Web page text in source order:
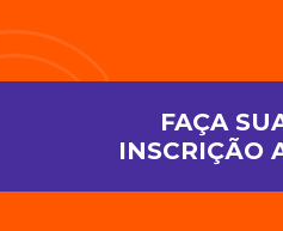
FAÇA
INSCRIÇÃO